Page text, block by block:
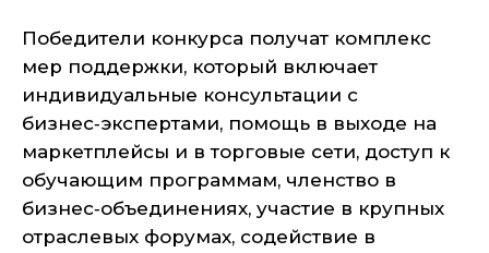
Победители конкурса получат комплекс
мер поддержки, который включает
индивидуальные консультации с
бизнес‑экспертами, помощь в выходе на
маркетплейсы и в торговые сети, доступ к
обучающим программам, членство в
бизнес‑объединениях, участие в крупных
отраслевых форумах, содействие в